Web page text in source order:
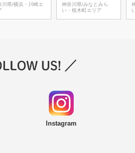
川県/横浜・川崎エ
神奈川県/みなとみら
い・桜木町エリア
Instagram